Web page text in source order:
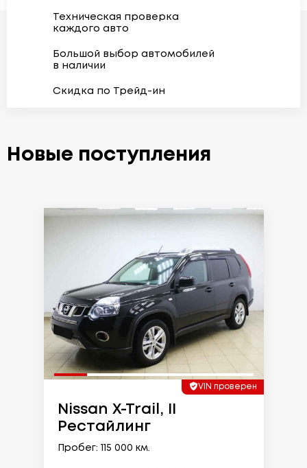
Техническая проверка
каждого авто
Большой выбор автомобилей
в наличии
Скидка по Трейд-ин
Новые поступления
VIN проверен
Nissan X-Trail, II
Рестайлинг
Пробег: 115 000 км.